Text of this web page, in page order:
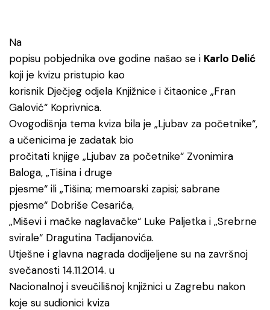
Na
popisu pobjednika ove godine našao se i Karlo Delić
koji je kvizu pristupio kao
korisnik Dječjeg odjela Knjižnice i čitaonice „Fran
Galović“ Koprivnica.
Ovogodišnja tema kviza bila je „Ljubav za početnike“,
a učenicima je zadatak bio
pročitati knjige „Ljubav za početnike“ Zvonimira
Baloga, „Tišina i druge
pjesme“ ili „Tišina; memoarski zapisi; sabrane
pjesme“ Dobriše Cesarića,
„Miševi i mačke naglavačke“ Luke Paljetka i „Srebrne
svirale“ Dragutina Tadijanovića.
Utješne i glavna nagrada dodijeljene su na završnoj
svečanosti 14.11.2014. u
Nacionalnoj i sveučilišnoj knjižnici u Zagrebu nakon
koje su sudionici kviza